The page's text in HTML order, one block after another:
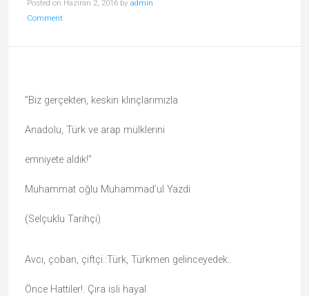
Posted on Haziran 2, 2016 by admin
Comment
”Biz gerçekten, keskin klınçlarımızla
Anadolu, Türk ve arap mülklerini
emniyete aldık!”
Muhammat oğlu Muhammad’ul Yazdi
(Selçuklu Tarihçi)
Avcı, çoban, çiftçi.:Türk, Türkmen gelinceyedek..
Önce Hattiler!. Çıra isli hayal